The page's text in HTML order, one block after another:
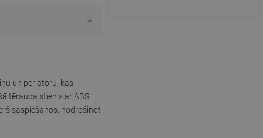
un perlatoru, kas
tērauda stienis ar ABS
saspiešanos, nodrošinot